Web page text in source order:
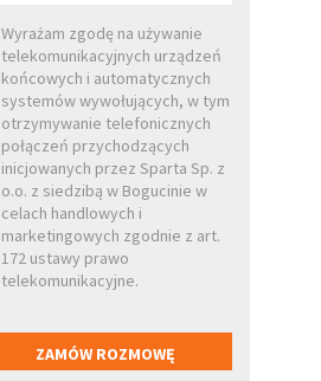
Wyrażam zgodę na używanie
telekomunikacyjnych urządzeń
końcowych i automatycznych
systemów wywołujących, w tym
otrzymywanie telefonicznych
połączeń przychodzących
inicjowanych przez Sparta Sp. z
o.o. z siedzibą w Bogucinie w
celach handlowych i
marketingowych zgodnie z art.
172 ustawy prawo
telekomunikacyjne.